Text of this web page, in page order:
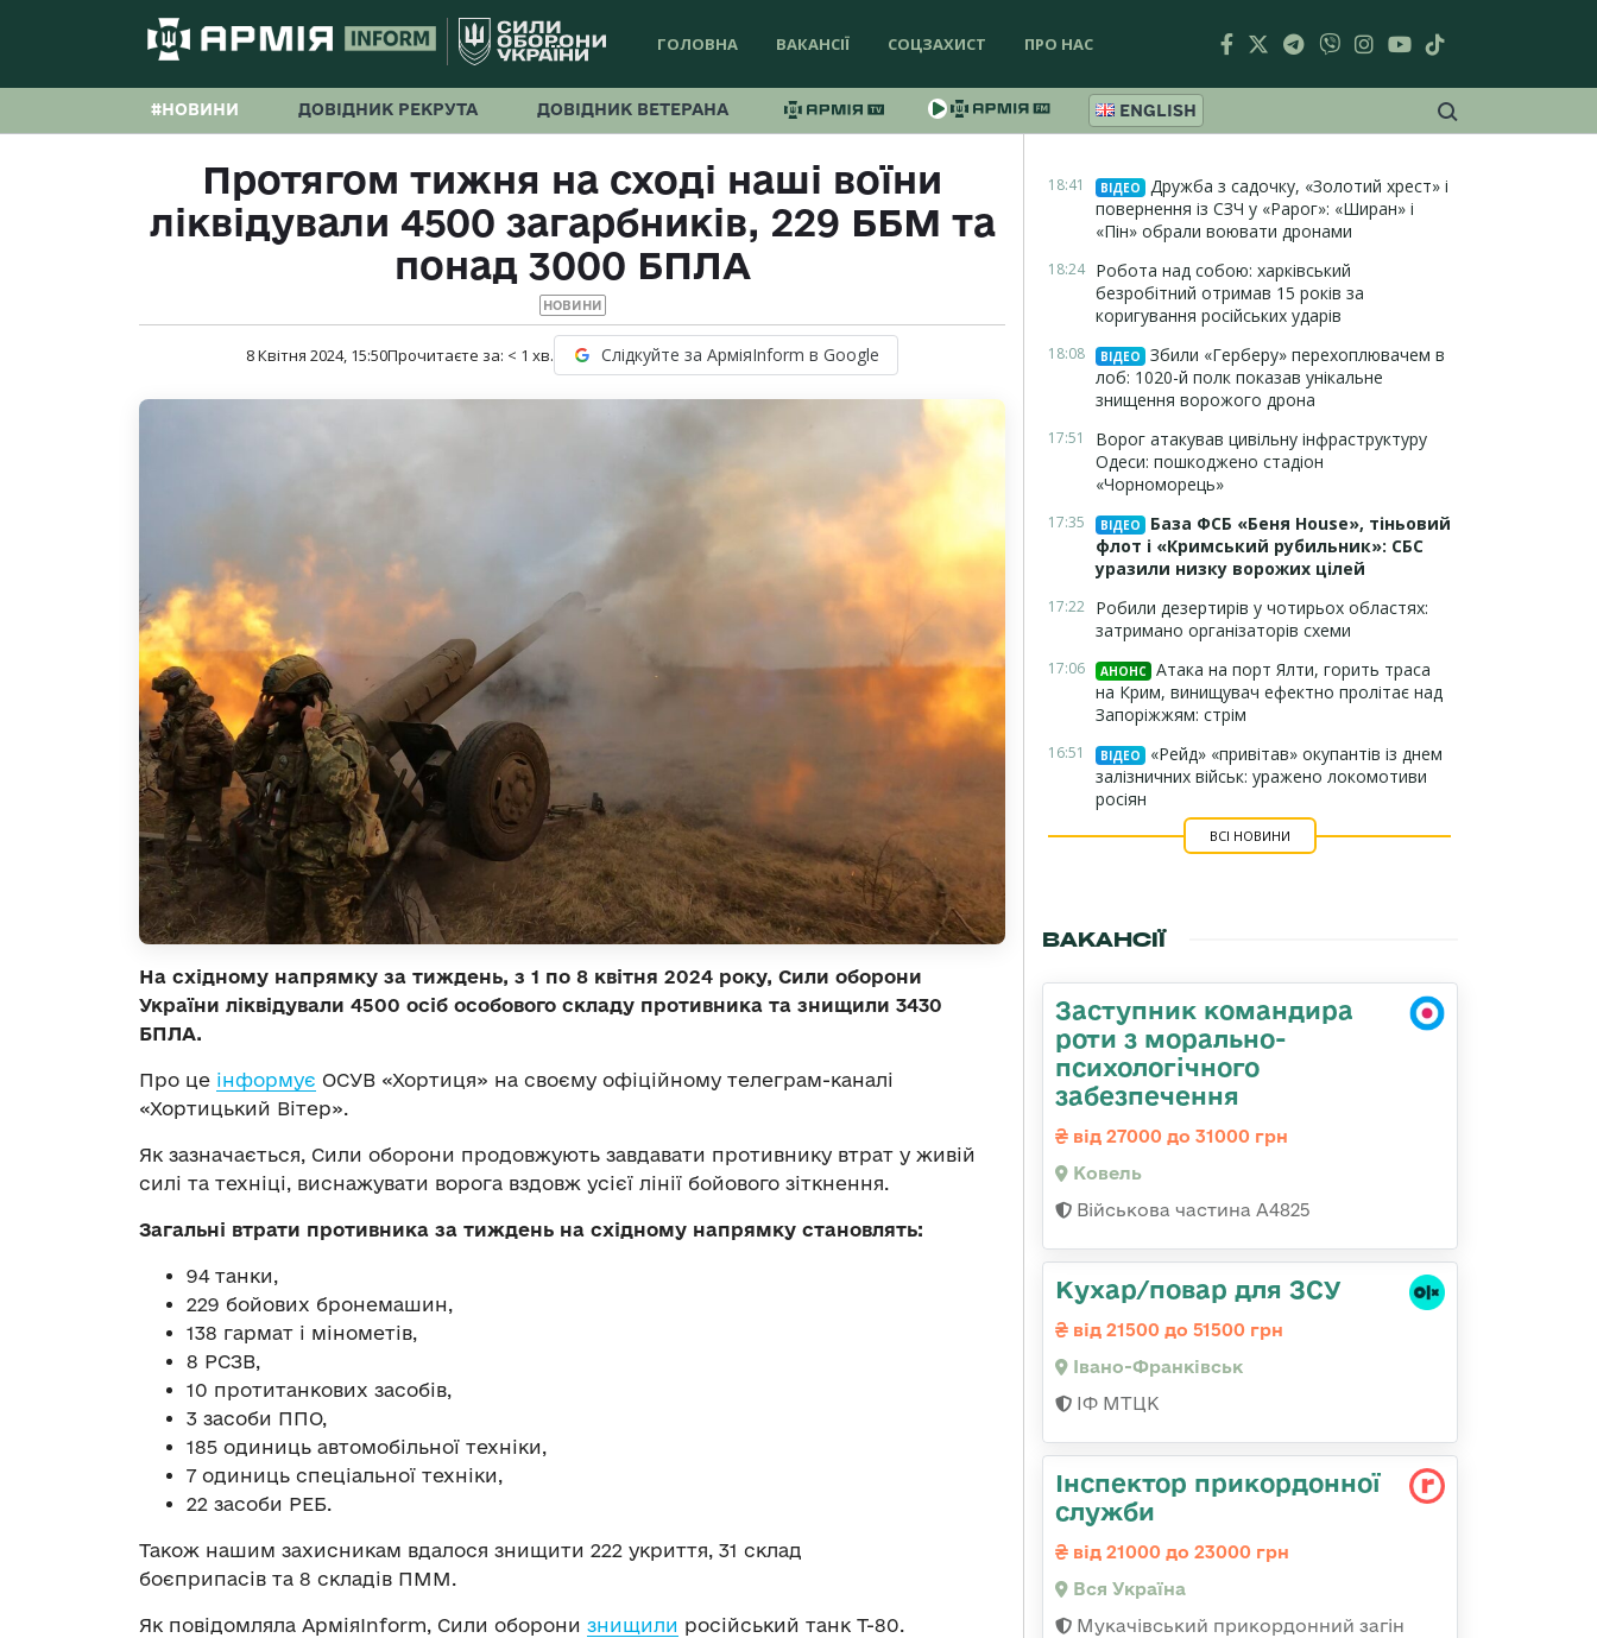
ГОЛОВНА ВАКАНСІЇ СОЦЗАХИСТ ПРО НАС
#НОВИНИ ДОВІДНИК РЕКРУТА ДОВІДНИК ВЕТЕРАНА ENGLISH
Протягом тижня на сході наші воїни
ліквідували 4500 загарбників, 229 ББМ та
понад 3000 БПЛА
НОВИНИ
8 Квітня 2024, 15:50Прочитаєте за: < 1 хв. Слідкуйте за АрміяInform в Google
На східному напрямку за тиждень, з 1 по 8 квітня 2024 року, Сили оборони
України ліквідували 4500 осіб особового складу противника та знищили 3430
БПЛА.
Про це інформує ОСУВ «Хортиця» на своєму офіційному телеграм-каналі
«Хортицький Вітер».
Як зазначається, Сили оборони продовжують завдавати противнику втрат у живій
силі та техніці, виснажувати ворога вздовж усієї лінії бойового зіткнення.
Загальні втрати противника за тиждень на східному напрямку становлять:
94 танки,
229 бойових бронемашин,
138 гармат і мінометів,
8 РСЗВ,
10 протитанкових засобів,
3 засоби ППО,
185 одиниць автомобільної техніки,
7 одиниць спеціальної техніки,
22 засоби РЕБ.
Також нашим захисникам вдалося знищити 222 укриття, 31 склад
боєприпасів та 8 складів ПММ.
Як повідомляла АрміяInform, Сили оборони знищили російський танк Т-80.
18:41 ВІДЕО
Дружба з садочку, «Золотий хрест» і
повернення із СЗЧ у «Рарог»: «Ширан» і
«Пін» обрали воювати дронами
18:24 Робота над собою: харківський
безробітний отримав 15 років за
коригування російських ударів
18:08 ВІДЕО
Збили «Герберу» перехоплювачем в
лоб: 1020-й полк показав унікальне
знищення ворожого дрона
17:51
Ворог атакував цивільну інфраструктуру
Одеси: пошкоджено стадіон
«Чорноморець»
17:35 ВІДЕО
База ФСБ «Беня House», тіньовий
флот і «Кримський рубильник»: СБС
уразили низку ворожих цілей
17:22 Робили дезертирів у чотирьох областях:
затримано організаторів схеми
17:06 АНОНС Атака на порт Ялти, горить траса
на Крим, винищувач ефектно пролітає над
Запоріжжям: стрім
16:51 ВІДЕО
«Рейд» «привітав» окупантів із днем
залізничних військ: уражено локомотиви
росіян
ВСІ НОВИНИ
ВАКАНСІЇ
Заступник командира
роти з морально-
психологічного
забезпечення
від 27000 до 31000 грн
Ковель
Військова частина А4825
Кухар/повар для ЗСУ
від 21500 до 51500 грн
Івано-Франківськ
ІФ МТЦК
Інспектор прикордонної
служби
від 21000 до 23000 грн
Вся Україна
Мукачівський прикордонний загін